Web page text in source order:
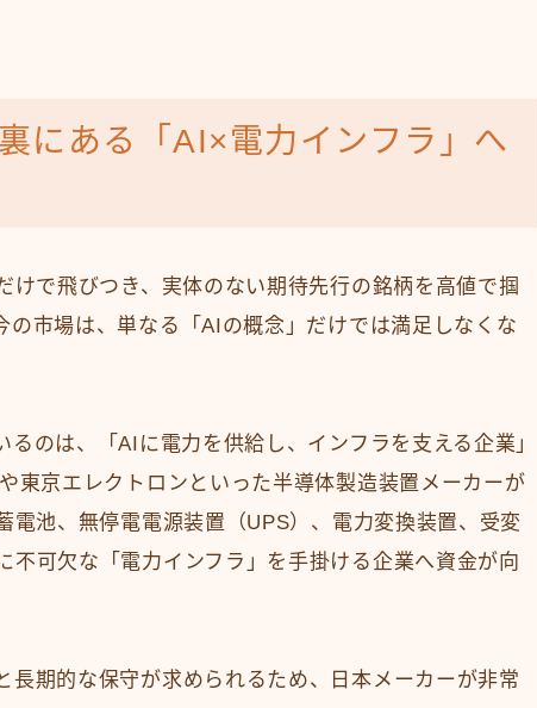
にある「AI×電力インフラ」へ
けで飛びつき、実体のない期待先行の銘柄を高値で掴
の市場は、単なる「AIの概念」だけでは満足しなくな
のは、「AIに電力を供給し、インフラを支える企業」
東京エレクトロンといった半導体製造装置メーカーが
電池、無停電電源装置（UPS）、電力変換装置、受変
不可欠な「電力インフラ」を手掛ける企業へ資金が向
長期的な保守が求められるため、日本メーカーが非常